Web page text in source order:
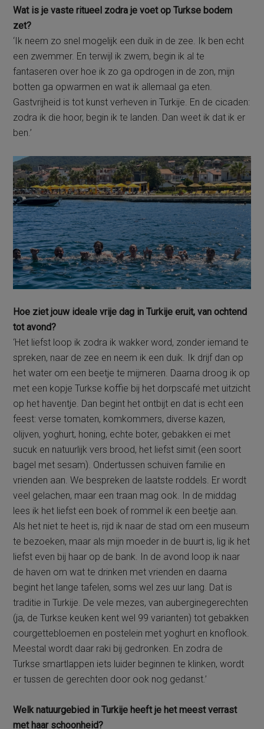
Wat is je vaste ritueel zodra je voet op Turkse bodem
zet?
‘Ik neem zo snel mogelijk een duik in de zee. Ik ben echt
een zwemmer. En terwijl ik zwem, begin ik al te
fantaseren over hoe ik zo ga opdrogen in de zon, mijn
botten ga opwarmen en wat ik allemaal ga eten.
Gastvrijheid is tot kunst verheven in Turkije. En de cicaden:
zodra ik die hoor, begin ik te landen. Dan weet ik dat ik er
ben.’
Hoe ziet jouw ideale vrije dag in Turkije eruit, van ochtend
tot avond?
‘Het liefst loop ik zodra ik wakker word, zonder iemand te
spreken, naar de zee en neem ik een duik. Ik drijf dan op
het water om een beetje te mijmeren. Daarna droog ik op
met een kopje Turkse koffie bij het dorpscafé met uitzicht
op het haventje. Dan begint het ontbijt en dat is echt een
feest: verse tomaten, komkommers, diverse kazen,
olijven, yoghurt, honing, echte boter, gebakken ei met
sucuk en natuurlijk vers brood, het liefst simit (een soort
bagel met sesam). Ondertussen schuiven familie en
vrienden aan. We bespreken de laatste roddels. Er wordt
veel gelachen, maar een traan mag ook. In de middag
lees ik het liefst een boek of rommel ik een beetje aan.
Als het niet te heet is, rijd ik naar de stad om een museum
te bezoeken, maar als mijn moeder in de buurt is, lig ik het
liefst even bij haar op de bank. In de avond loop ik naar
de haven om wat te drinken met vrienden en daarna
begint het lange tafelen, soms wel zes uur lang. Dat is
traditie in Turkije. De vele mezes, van auberginegerechten
(ja, de Turkse keuken kent wel 99 varianten) tot gebakken
courgettebloemen en postelein met yoghurt en knoflook.
Meestal wordt daar raki bij gedronken. En zodra de
Turkse smartlappen iets luider beginnen te klinken, wordt
er tussen de gerechten door ook nog gedanst.’
Welk natuurgebied in Turkije heeft je het meest verrast
met haar schoonheid?